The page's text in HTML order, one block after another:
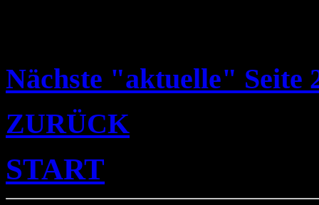
Nächste "aktuelle" Seite
ZURÜCK
START